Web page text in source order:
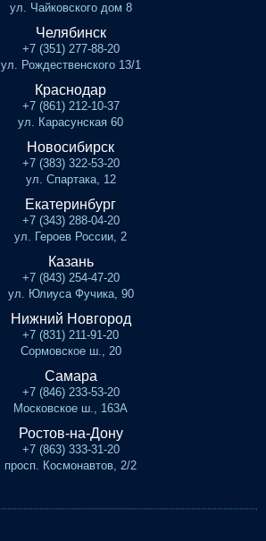
ул. Чайковского дом 8
Челябинск
+7 (351) 277-88-20
ул. Рождественского 13/1
Краснодар
+7 (861) 212-10-37
ул. Карасунская 60
Новосибирск
+7 (383) 322-53-20
ул. Спартака, 12
Екатеринбург
+7 (343) 288-04-20
ул. Героев России, 2
Казань
+7 (843) 254-47-20
ул. Юлиуса Фучика, 90
Нижний Новгород
+7 (831) 211-91-20
Сормовское ш., 20
Самара
+7 (846) 233-53-20
Московское ш., 163А
Ростов-на-Дону
+7 (863) 333-31-20
просп. Космонавтов, 2/2